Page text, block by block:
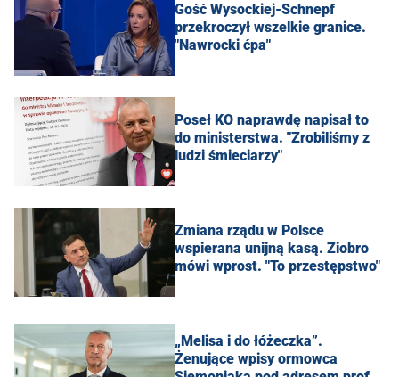
Gość Wysockiej-Schnepf
przekroczył wszelkie granice.
"Nawrocki ćpa"
Poseł KO naprawdę napisał to
do ministerstwa. "Zrobiliśmy z
ludzi śmieciarzy"
Zmiana rządu w Polsce
wspierana unijną kasą. Ziobro
mówi wprost. "To przestępstwo"
„Melisa i do łóżeczka”.
Żenujące wpisy ormowca